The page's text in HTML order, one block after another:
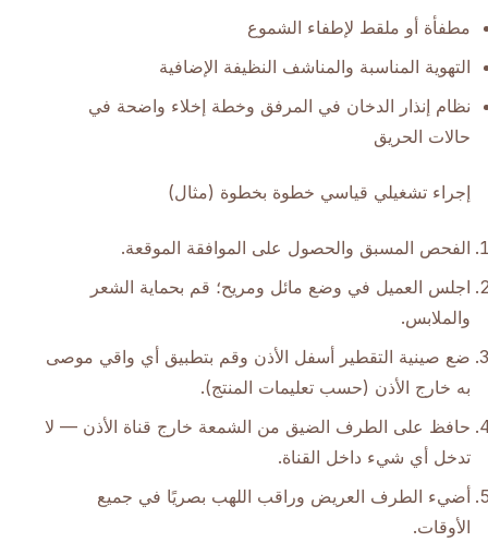
مطفأة أو ملقط لإطفاء الشموع
التهوية المناسبة والمناشف النظيفة الإضافية
نظام إنذار الدخان في المرفق وخطة إخلاء واضحة في
حالات الحريق
إجراء تشغيلي قياسي خطوة بخطوة (مثال)
الفحص المسبق والحصول على الموافقة الموقعة.
اجلس العميل في وضع مائل ومريح؛ قم بحماية الشعر
والملابس.
ضع صينية التقطير أسفل الأذن وقم بتطبيق أي واقي موصى
به خارج الأذن (حسب تعليمات المنتج).
حافظ على الطرف الضيق من الشمعة خارج قناة الأذن — لا
تدخل أي شيء داخل القناة.
أضيء الطرف العريض وراقب اللهب بصريًا في جميع
الأوقات.